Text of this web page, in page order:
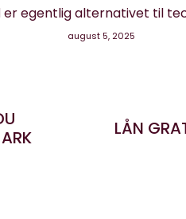
er egentlig alternativet til
august 5, 2025
LÅN